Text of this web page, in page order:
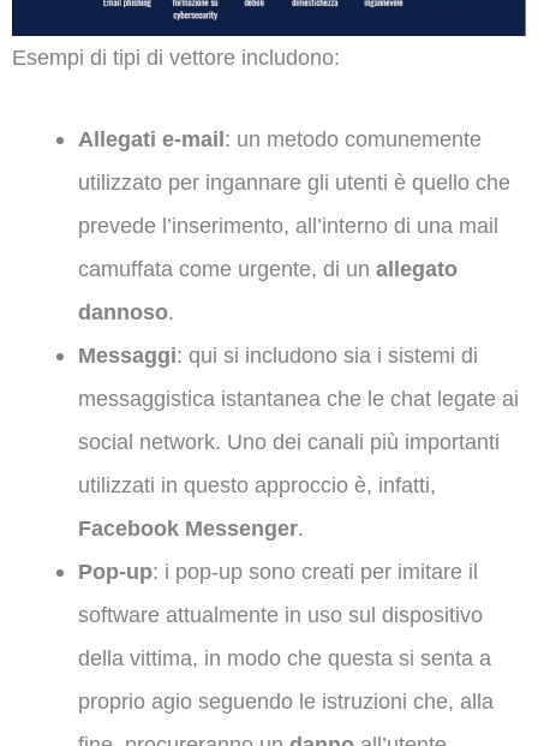
Esempi di tipi di vettore includono:
Allegati e-mail: un metodo comunemente
utilizzato per ingannare gli utenti è quello che
prevede l’inserimento, all’interno di una mail
camuffata come urgente, di un allegato
dannoso.
Messaggi: qui si includono sia i sistemi di
messaggistica istantanea che le chat legate ai
social network. Uno dei canali più importanti
utilizzati in questo approccio è, infatti,
Facebook Messenger.
Pop-up: i pop-up sono creati per imitare il
software attualmente in uso sul dispositivo
della vittima, in modo che questa si senta a
proprio agio seguendo le istruzioni che, alla